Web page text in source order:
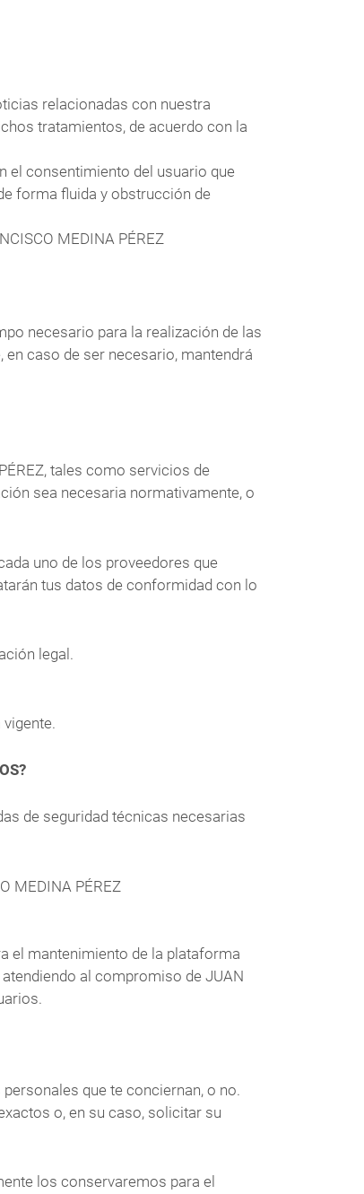
relacionadas con nuestra
tratamientos, de acuerdo con la
el consentimiento del usuario que
forma fluida y obstrucción de
MEDINA PÉREZ
necesario para la realización de las
caso de ser necesario, mantendrá
tales como servicios de
sea necesaria normativamente, o
uno de los proveedores que
tus datos de conformidad con lo
legal.
de seguridad técnicas necesarias
MEDINA PÉREZ
el mantenimiento de la plataforma
al compromiso de JUAN
que te conciernan, o no.
o, en su caso, solicitar su
los conservaremos para el